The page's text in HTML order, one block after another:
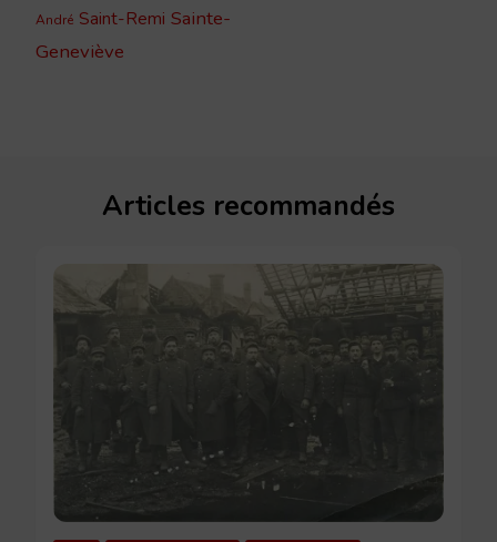
André Saint-Remi Sainte-
Geneviève
Articles recommandés